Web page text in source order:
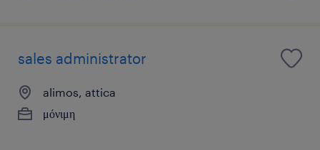
sales administrator
alimos, attica
μόνιμη